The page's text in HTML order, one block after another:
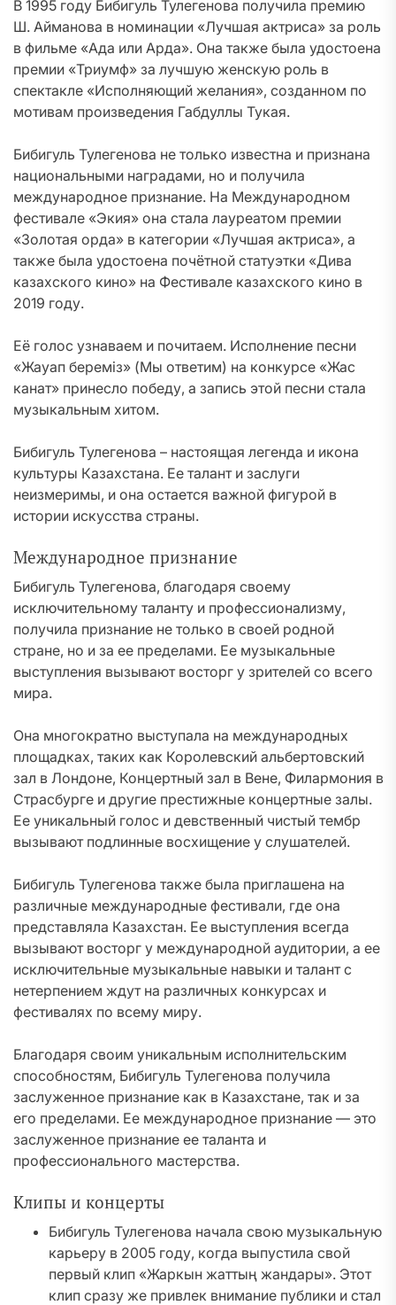
В 1995 году Бибигуль Тулегенова получила премию
Ш. Айманова в номинации «Лучшая актриса» за роль
в фильме «Ада или Арда». Она также была удостоена
премии «Триумф» за лучшую женскую роль в
спектакле «Исполняющий желания», созданном по
мотивам произведения Габдуллы Тукая.
Бибигуль Тулегенова не только известна и признана
национальными наградами, но и получила
международное признание. На Международном
фестивале «Экия» она стала лауреатом премии
«Золотая орда» в категории «Лучшая актриса», а
также была удостоена почётной статуэтки «Дива
казахского кино» на Фестивале казахского кино в
2019 году.
Её голос узнаваем и почитаем. Исполнение песни
«Жауап береміз» (Мы ответим) на конкурсе «Жас
канат» принесло победу, а запись этой песни стала
музыкальным хитом.
Бибигуль Тулегенова – настоящая легенда и икона
культуры Казахстана. Ее талант и заслуги
неизмеримы, и она остается важной фигурой в
истории искусства страны.
Международное признание
Бибигуль Тулегенова, благодаря своему
исключительному таланту и профессионализму,
получила признание не только в своей родной
стране, но и за ее пределами. Ее музыкальные
выступления вызывают восторг у зрителей со всего
мира.
Она многократно выступала на международных
площадках, таких как Королевский альбертовский
зал в Лондоне, Концертный зал в Вене, Филармония в
Страсбурге и другие престижные концертные залы.
Ее уникальный голос и девственный чистый тембр
вызывают подлинные восхищение у слушателей.
Бибигуль Тулегенова также была приглашена на
различные международные фестивали, где она
представляла Казахстан. Ее выступления всегда
вызывают восторг у международной аудитории, а ее
исключительные музыкальные навыки и талант с
нетерпением ждут на различных конкурсах и
фестивалях по всему миру.
Благодаря своим уникальным исполнительским
способностям, Бибигуль Тулегенова получила
заслуженное признание как в Казахстане, так и за
его пределами. Ее международное признание — это
заслуженное признание ее таланта и
профессионального мастерства.
Клипы и концерты
Бибигуль Тулегенова начала свою музыкальную
карьеру в 2005 году, когда выпустила свой
первый клип «Жаркын жаттың жандары». Этот
клип сразу же привлек внимание публики и стал